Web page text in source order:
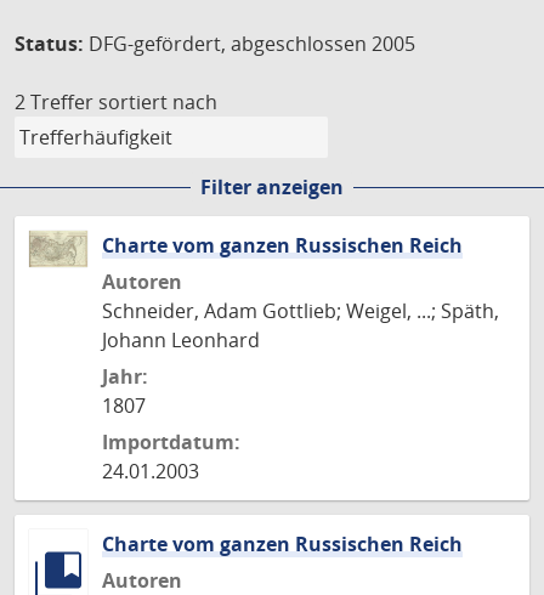
Status: DFG-gefördert, abgeschlossen 2005
2 Treffer sortiert nach
Filter anzeigen
Charte vom ganzen Russischen Reich
Autoren
Schneider, Adam Gottlieb; Weigel, ...; Späth,
Johann Leonhard
Jahr:
1807
Importdatum:
24.01.2003
Charte vom ganzen Russischen Reich
Autoren